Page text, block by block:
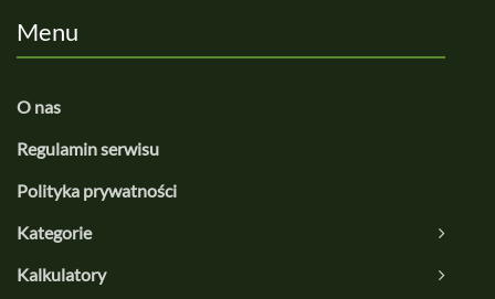
Menu
O nas
Regulamin serwisu
Polityka prywatności
Kategorie
Kalkulatory